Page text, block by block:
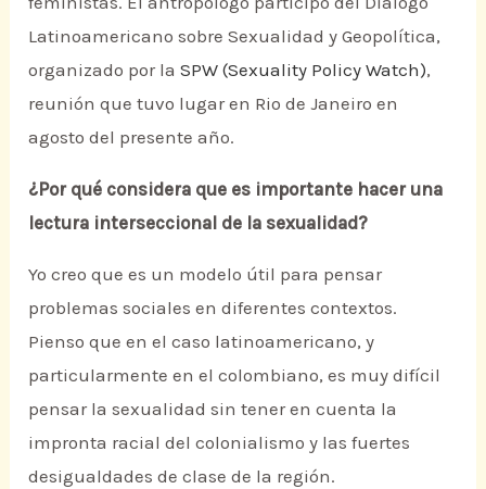
Latinoamericano sobre Sexualidad y Geopolítica,
organizado por laSPW (Sexuality Policy Watch),
reunión que tuvo lugar en Rio de Janeiro en
agosto del presente año.
¿Por qué considera que es importante hacer una
lectura interseccional de la sexualidad?
Yo creo que es un modelo útil para pensar
problemas sociales en diferentes contextos.
Pienso que en el caso latinoamericano, y
particularmente en el colombiano, es muy difícil
pensar la sexualidad sin tener en cuenta la
impronta racial del colonialismo y las fuertes
desigualdades de clase de la región.